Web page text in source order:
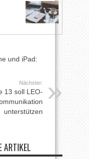
und iPad:
Nächster:
13 soll LEO-
unterstützen
ARTIKEL